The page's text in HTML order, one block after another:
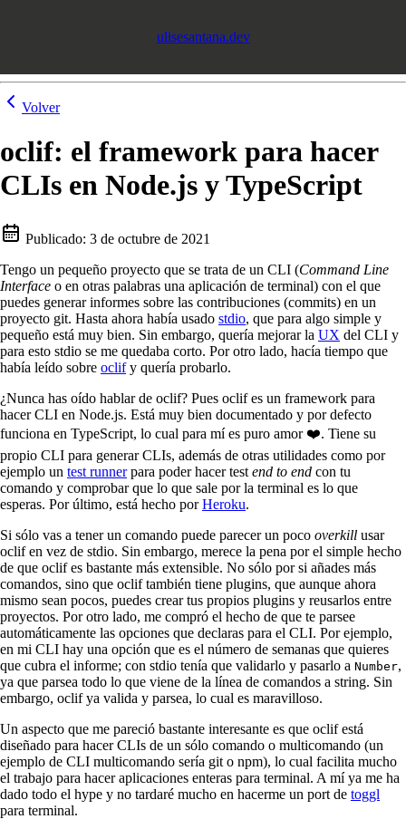
ulisesantana.dev
Volver
oclif: el framework para hacer
CLIs en Node.js y TypeScript
Publicado: 3 de octubre de 2021
Tengo un pequeño proyecto que se trata de un CLI (Command Line
Interface o en otras palabras una aplicación de terminal) con el que
puedes generar informes sobre las contribuciones (commits) en un
proyecto git. Hasta ahora había usado stdio, que para algo simple y
pequeño está muy bien. Sin embargo, quería mejorar la UX del CLI y
para esto stdio se me quedaba corto. Por otro lado, hacía tiempo que
había leído sobre oclify quería probarlo.
¿Nunca has oído hablar de oclif? Pues oclif es un framework para
hacer CLI en Node.js. Está muy bien documentado y por defecto
funciona en TypeScript, lo cual para mí es puro amor ❤️. Tiene su
propio CLI para generar CLIs, además de otras utilidades como por
ejemplo un test runnerpara poder hacer test end to end con tu
comando y comprobar que lo que sale por la terminal es lo que
esperas. Por último, está hecho porHeroku.
Si sólo vas a tener un comando puede parecer un poco overkill usar
oclif en vez de stdio. Sin embargo, merece la pena por el simple hecho
de que oclif es bastante más extensible. No sólo por si añades más
comandos, sino que oclif también tiene plugins, que aunque ahora
mismo sean pocos, puedes crear tus propios plugins y reusarlos entre
proyectos. Por otro lado, me compró el hecho de que te parsee
automáticamente las opciones que declaras para el CLI. Por ejemplo,
en mi CLI hay una opción que es el número de semanas que quieres
que cubra el informe; con stdio tenía que validarlo y pasarlo a Number,
ya que parsea todo lo que viene de la línea de comandos a string. Sin
embargo, oclif ya valida y parsea, lo cual es maravilloso.
Un aspecto que me pareció bastante interesante es que oclif está
diseñado para hacer CLIs de un sólo comando o multicomando (un
ejemplo de CLI multicomando sería git o npm), lo cual facilita mucho
el trabajo para hacer aplicaciones enteras para terminal. A mí ya me ha
dado todo el hype y no tardaré mucho en hacerme un port de toggl
para terminal.